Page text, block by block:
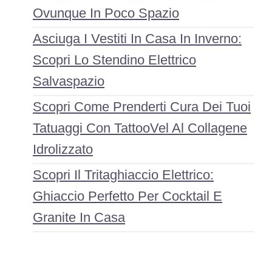
Ovunque In Poco Spazio
Asciuga I Vestiti In Casa In Inverno:
Scopri Lo Stendino Elettrico
Salvaspazio
Scopri Come Prenderti Cura Dei Tuoi
Tatuaggi Con TattooVel Al Collagene
Idrolizzato
Scopri Il Tritaghiaccio Elettrico:
Ghiaccio Perfetto Per Cocktail E
Granite In Casa